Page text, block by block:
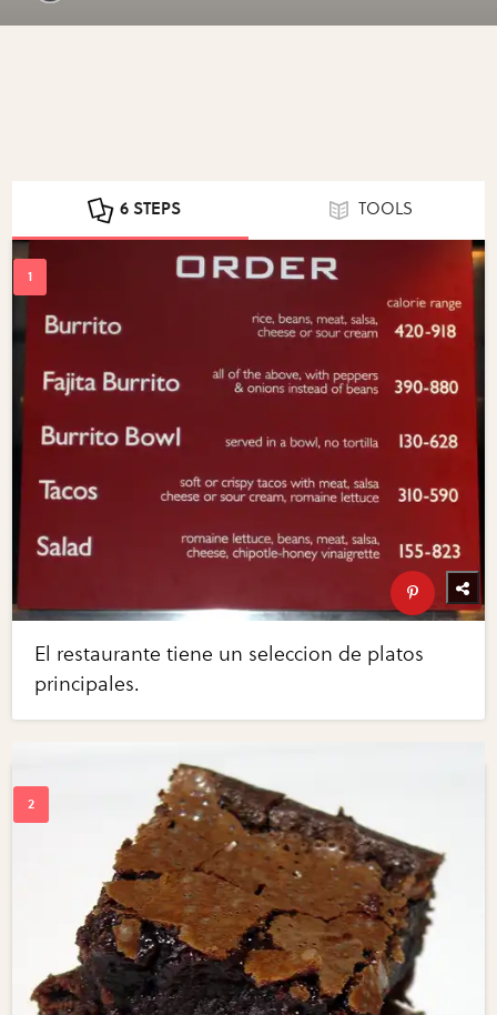
6 STEPS TOOLS
El restaurante tiene un seleccion de platos
principales.